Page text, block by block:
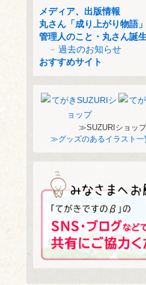
メディア、出版情報
丸さん「成り上がり物語」
管理人のこと・丸さん誕
過去のお知らせ
おすすめサイト
≫SUZURIショッ
≫グッズのあるイラスト一